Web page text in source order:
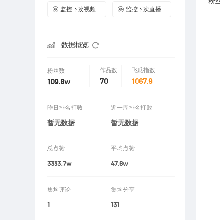
监控下次视频 监控下次直播
数据概览
粉丝数
109.8w
作品数
70
飞瓜指数
1067.9
昨日排名打败
暂无数据
近一周排名打败
暂无数据
总点赞
3333.7w
平均点赞
47.6w
集均评论
1
集均分享
131